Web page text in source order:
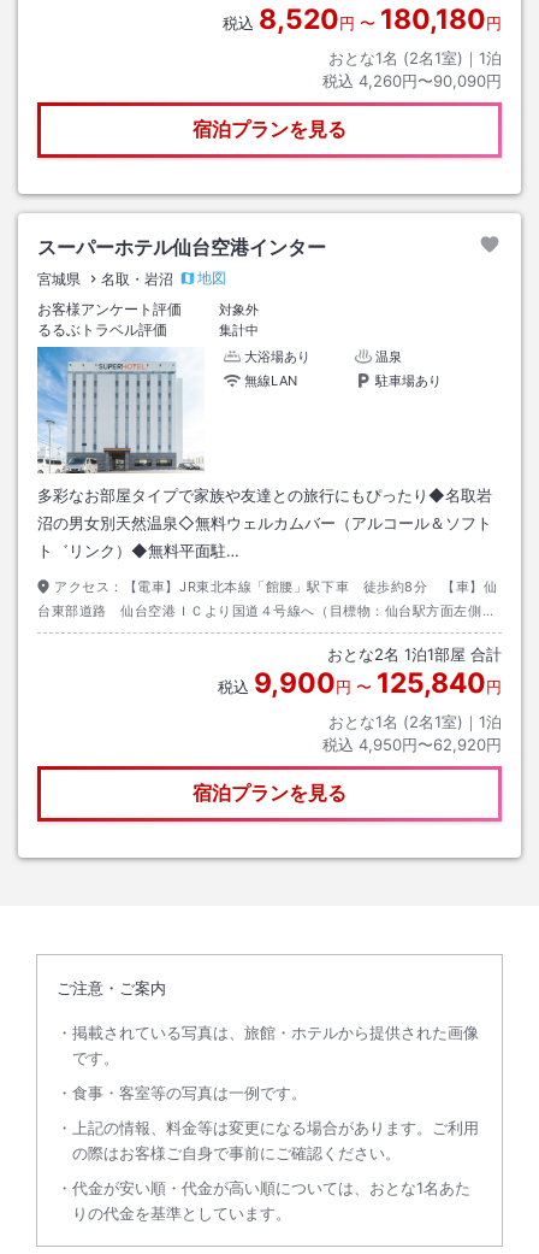
税込 8,520円 〜 180,180円
おとな1名 (2名1室)｜ 1泊
税込 4,260円〜90,090円
宿泊プランを見る
スーパーホテル仙台空港インター
宮城県 名取・岩沼
地図
お客様アンケート評価
対象外
るるぶトラベル評価
集計中
大浴場あり
温泉
無線LAN
駐車場あり
多彩なお部屋タイプで家族や友達との旅行にもぴったり◆名取岩
沼の男女別天然温泉◇無料ウェルカムバー（アルコール＆ソフト
ト゛リンク）◆無料平面駐…
アクセス：
【電車】JR東北本線「館腰」駅下車 徒歩約8分 【車】仙
台東部道路 仙台空港ＩＣより国道４号線へ（目標物：仙台駅方面左側の
スーパーホテルの看板）
おとな2名 1泊1部屋 合計
税込 9,900円 〜 125,840円
おとな1名 (2名1室)｜ 1泊
税込 4,950円〜62,920円
宿泊プランを見る
ご注意・ご案内
掲載されている写真は、旅館・ホテルから提供された画像
です。
食事・客室等の写真は一例です。
上記の情報、料金等は変更になる場合があります。ご利用
の際はお客様ご自身で事前にご確認ください。
代金が安い順・代金が高い順については、おとな1名あた
りの代金を基準としています。